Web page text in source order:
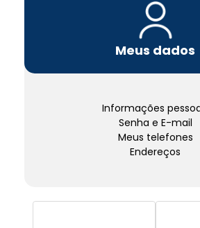
Meus dados
Informações
Senha e E-mail
Meus telefones
Endereços